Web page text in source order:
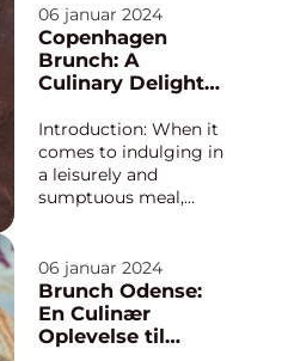
Brunch Frederiksberg
er en populær og
eftertragtet
spiseoplevelse, der
af lækre retter, der
passer til enhver
smag. Beli...
06 januar 2024
Copenhagen
Brunch: A
Culinary Delight
Denmarks Capital
Introduction: When it
comes to indulging in
a leisurely and
sumptuous meal,
worldwide. From
heaping platters of
eggs benedict to
mouthwatering
06 januar 2024
Brunch Odense:
En Culinær
Oplevelse til